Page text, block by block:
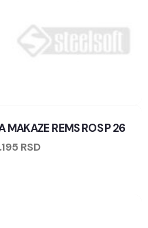
MAKAZE REMS ROS P 26
RSD